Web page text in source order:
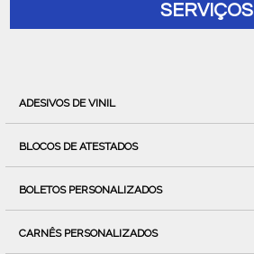
SERVIÇOS
ADESIVOS DE VINIL
BLOCOS DE ATESTADOS
BOLETOS PERSONALIZADOS
CARNÊS PERSONALIZADOS